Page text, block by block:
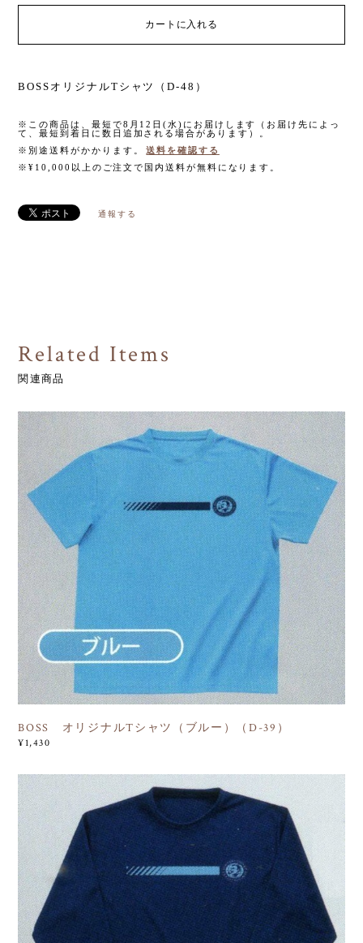
カートに入れる
BOSSオリジナルTシャツ（D-48）
※この商品は、最短で8月12日(水)にお届けします（お届け先によっ
て、最短到着日に数日追加される場合があります）。
※別途送料がかかります。
送料を確認する
※¥10,000以上のご注文で国内送料が無料になります。
通報する
Related Items
関連商品
BOSS オリジナルTシャツ（ブルー）（D-39）
¥1,430